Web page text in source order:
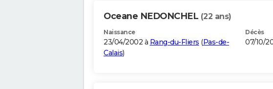
Oceane NEDONCHEL (22 ans)
Naissance
23/04/2002 à Rang-du-Fliers (Pas-de-
Calais)
Décès
07/10/